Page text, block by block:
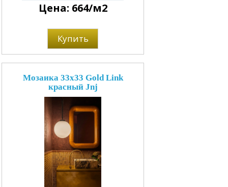
Цена: 664/м2
Купить
Мозаика 33x33 Gold Link
красный Jnj